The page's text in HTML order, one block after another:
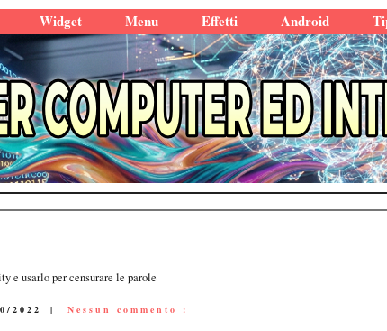
Widget Menu Effetti Android
e usarlo per censurare le parole
2022 | Nessun commento :